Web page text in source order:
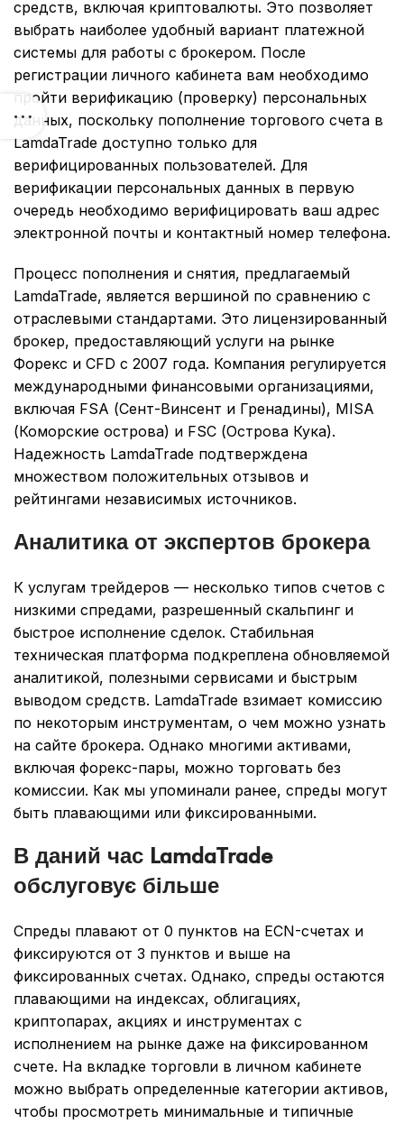
средств, включая криптовалюты. Это позволяет
выбрать наиболее удобный вариант платежной
системы для работы с брокером. После
регистрации личного кабинета вам необходимо
пройти верификацию (проверку) персональных
данных, поскольку пополнение торгового счета в
LamdaTrade доступно только для
верифицированных пользователей. Для
верификации персональных данных в первую
очередь необходимо верифицировать ваш адрес
электронной почты и контактный номер телефона.
Процесс пополнения и снятия, предлагаемый
LamdaTrade, является вершиной по сравнению с
отраслевыми стандартами. Это лицензированный
брокер, предоставляющий услуги на рынке
Форекс и CFD с 2007 года. Компания регулируется
международными финансовыми организациями,
включая FSA (Сент-Винсент и Гренадины), MISA
(Коморские острова) и FSC (Острова Кука).
Надежность LamdaTrade подтверждена
множеством положительных отзывов и
рейтингами независимых источников.
Аналитика от экспертов брокера
К услугам трейдеров — несколько типов счетов с
низкими спредами, разрешенный скальпинг и
быстрое исполнение сделок. Стабильная
техническая платформа подкреплена обновляемой
аналитикой, полезными сервисами и быстрым
выводом средств. LamdaTrade взимает комиссию
по некоторым инструментам, о чем можно узнать
на сайте брокера. Однако многими активами,
включая форекс-пары, можно торговать без
комиссии. Как мы упоминали ранее, спреды могут
быть плавающими или фиксированными.
В даний час LamdaTrade
обслуговує більше
Спреды плавают от 0 пунктов на ECN-счетах и
фиксируются от 3 пунктов и выше на
фиксированных счетах. Однако, спреды остаются
плавающими на индексах, облигациях,
криптопарах, акциях и инструментах с
исполнением на рынке даже на фиксированном
счете. На вкладке торговли в личном кабинете
можно выбрать определенные категории активов,
чтобы просмотреть минимальные и типичные